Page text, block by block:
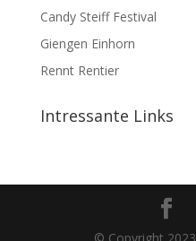
Candy Steiff Festival
Giengen Einhorn
Rennt Rentier
Intressante Links